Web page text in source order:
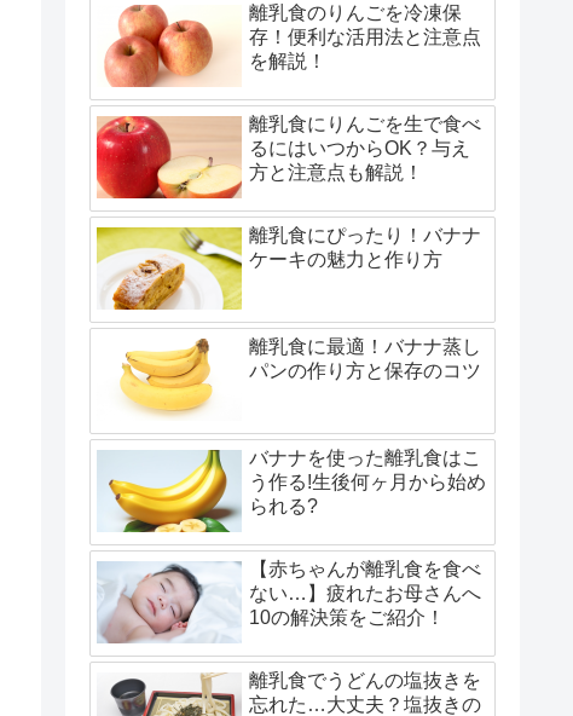
離乳食のりんごを冷凍保
存！便利な活用法と注意点
を解説！
離乳食にりんごを生で食べ
るにはいつからOK？与え
方と注意点も解説！
離乳食にぴったり！バナナ
ケーキの魅力と作り方
離乳食に最適！バナナ蒸し
パンの作り方と保存のコツ
バナナを使った離乳食はこ
う作る!生後何ヶ月から始め
られる?
【赤ちゃんが離乳食を食べ
ない…】疲れたお母さんへ
10の解決策をご紹介！
離乳食でうどんの塩抜きを
忘れた…大丈夫？塩抜きの